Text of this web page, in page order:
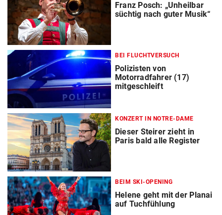
Franz Posch: „Unheilbar
süchtig nach guter Musik“
BEI FLUCHTVERSUCH
Polizisten von
Motorradfahrer (17)
mitgeschleift
KONZERT IN NOTRE-DAME
Dieser Steirer zieht in
Paris bald alle Register
BEIM SKI-OPENING
Helene geht mit der Planai
auf Tuchfühlung